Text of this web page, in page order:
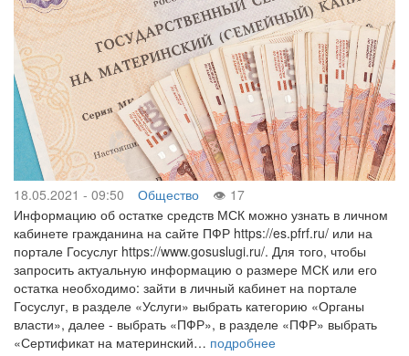
18.05.2021 - 09:50 Общество
17
Информацию об остатке средств МСК можно узнать в личном
кабинете гражданина на сайте ПФР https://es.pfrf.ru/ или на
портале Госуслуг https://www.gosuslugi.ru/. Для того, чтобы
запросить актуальную информацию о размере МСК или его
остатка необходимо: зайти в личный кабинет на портале
Госуслуг, в разделе «Услуги» выбрать категорию «Органы
власти», далее - выбрать «ПФР», в разделе «ПФР» выбрать
«Сертификат на материнский… подробнее